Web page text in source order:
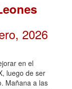
2026
en el
luego de ser
Mañana a las